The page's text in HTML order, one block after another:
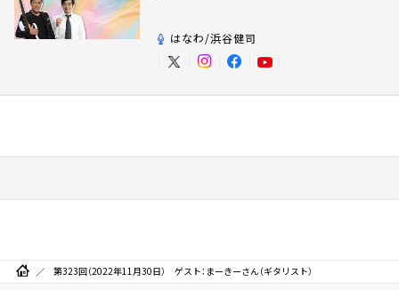
はなわ/浜谷健司
第323回（2022年11月30日） ゲスト：まーきーさん（ギタリスト）